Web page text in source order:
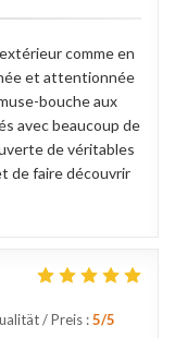
comme en
et attentionnée
bouche aux
avec beaucoup de
de véritables
de faire découvrir
/ Preis :5/5